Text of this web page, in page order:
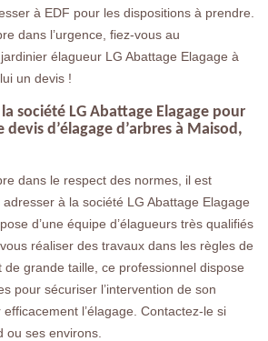
à EDF pour les dispositions à prendre.
dans l’urgence, fiez-vous au
élagueur LG Abattage Elagage à
un devis !
société LG Abattage Elagage pour
d’élagage d’arbres à Maisod,
dans le respect des normes, il est
à la société LG Abattage Elagage
d’une équipe d’élagueurs très qualifiés
réaliser des travaux dans les règles de
de grande taille, ce professionnel dispose
pour sécuriser l’intervention de son
l’élagage. Contactez-le si
ou ses environs.